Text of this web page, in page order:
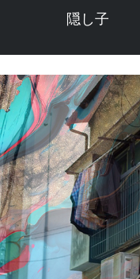
隠し子